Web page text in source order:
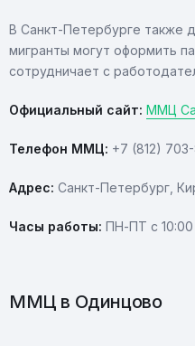
В Санкт-Петербурге также
мигранты могут оформить
сотрудничает с
Официальный сайт: ММЦ
Телефон ММЦ: +7 (812)
Адрес: Санкт-Петербург,
Часы работы: ПН-ПТ с 10:00
ММЦ в Одинцово